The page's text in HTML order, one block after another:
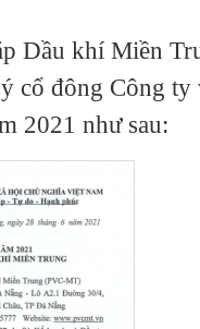
Dầu khí Miền
cổ đông Công
2021 như sau: